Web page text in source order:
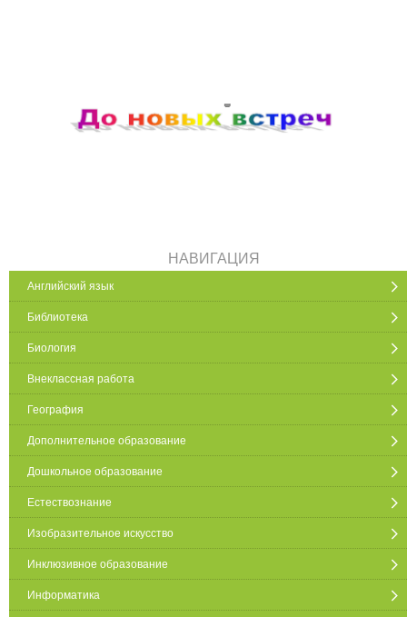
НАВИГАЦИЯ
Английский язык
Библиотека
Биология
Внеклассная работа
География
Дополнительное образование
Дошкольное образование
Естествознание
Изобразительное искусство
Инклюзивное образование
Информатика